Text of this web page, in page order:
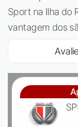
Sport na Ilha do
vantagem dos